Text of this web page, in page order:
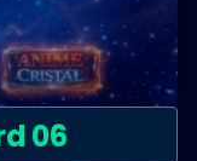
06